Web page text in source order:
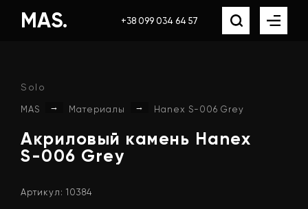
MAS. +38 099 034 64 57
Solo
MAS → Материалы → Hanex S-006 Grey
Акриловый камень Hanex
S-006 Grey
Артикул: 10384